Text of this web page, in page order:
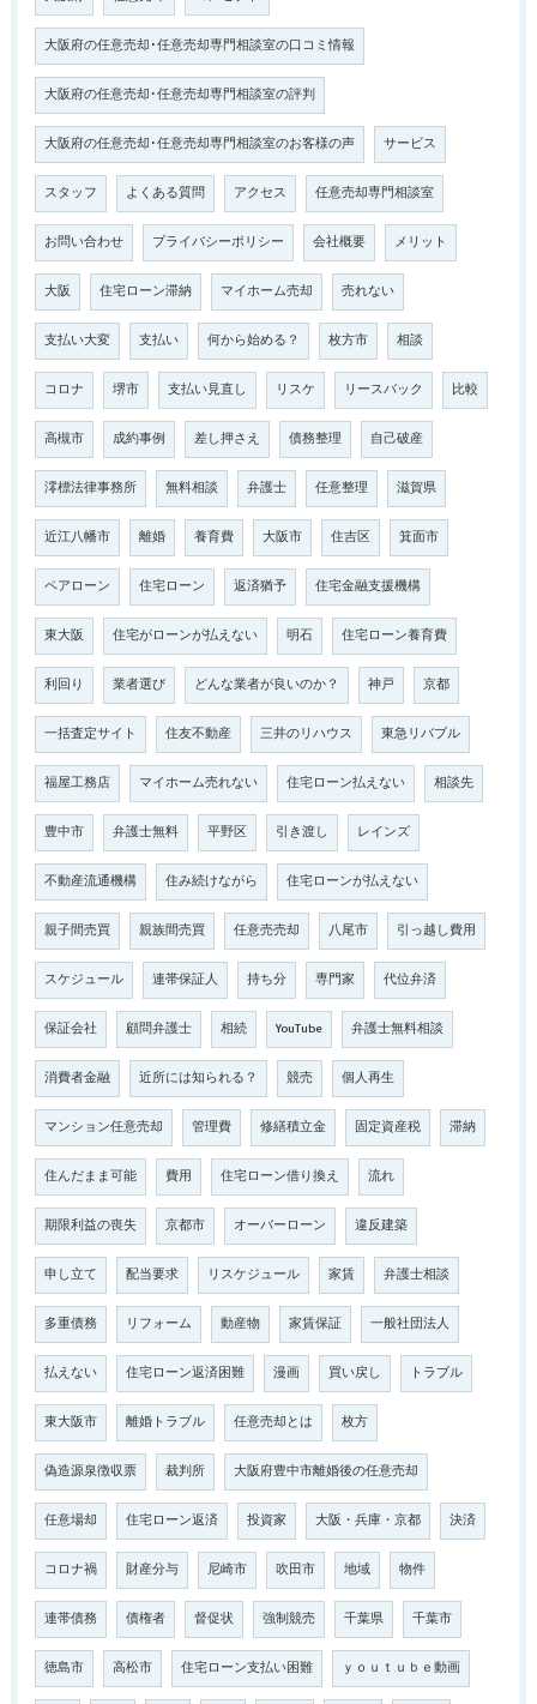
大阪府の任意売却･任意売却専門相談室の口コミ情報
大阪府の任意売却･任意売却専門相談室の評判
大阪府の任意売却･任意売却専門相談室のお客様の声 サービス
スタッフ よくある質問 アクセス 任意売却専門相談室
お問い合わせ プライバシーポリシー 会社概要 メリット
大阪 住宅ローン滞納 マイホーム売却 売れない
支払い大変 支払い 何から始める？ 枚方市 相談
コロナ 堺市 支払い見直し リスケ リースバック 比較
高槻市 成約事例 差し押さえ 債務整理 自己破産
澪標法律事務所 無料相談 弁護士 任意整理 滋賀県
近江八幡市 離婚 養育費 大阪市 住吉区 箕面市
ペアローン 住宅ローン 返済猶予 住宅金融支援機構
東大阪 住宅がローンが払えない 明石 住宅ローン養育費
利回り 業者選び どんな業者が良いのか？ 神戸 京都
一括査定サイト 住友不動産 三井のリハウス 東急リバブル
福屋工務店 マイホーム売れない 住宅ローン払えない 相談先
豊中市 弁護士無料 平野区 引き渡し レインズ
不動産流通機構 住み続けながら 住宅ローンが払えない
親子間売買 親族間売買 任意売売却 八尾市 引っ越し費用
スケジュール 連帯保証人 持ち分 専門家 代位弁済
保証会社 顧問弁護士 相続 YouTube 弁護士無料相談
消費者金融 近所には知られる？ 競売 個人再生
マンション任意売却 管理費 修繕積立金 固定資産税 滞納
住んだまま可能 費用 住宅ローン借り換え 流れ
期限利益の喪失 京都市 オーバーローン 違反建築
申し立て 配当要求 リスケジュール 家賃 弁護士相談
多重債務 リフォーム 動産物 家賃保証 一般社団法人
払えない 住宅ローン返済困難 漫画 買い戻し トラブル
東大阪市 離婚トラブル 任意売却とは 枚方
偽造源泉徴収票 裁判所 大阪府豊中市離婚後の任意売却
任意場却 住宅ローン返済 投資家 大阪・兵庫・京都 決済
コロナ禍 財産分与 尼崎市 吹田市 地域 物件
連帯債務 債権者 督促状 強制競売 千葉県 千葉市
徳島市 高松市 住宅ローン支払い困難 ｙｏｕｔｕｂｅ動画